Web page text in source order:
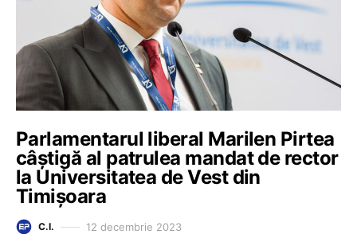
Parlamentarul liberal Marilen Pirtea
câștigă al patrulea mandat de rector
la Universitatea de Vest din
Timișoara
C.I. 12 decembrie 2023